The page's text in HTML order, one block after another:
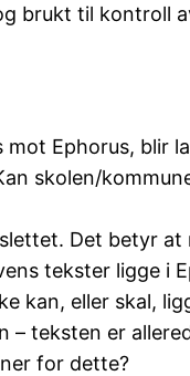
brukt til kontroll
Ephorus, blir
skolen/
Det betyr
tekster ligge i
kan, eller skal,
teksten er
for dette?